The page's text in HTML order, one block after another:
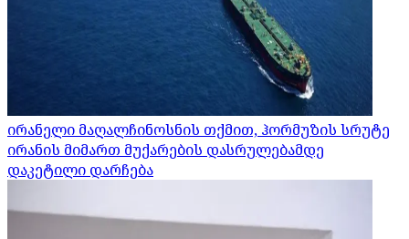
ირანელი მაღალჩინოსნის თქმით, ჰორმუზის სრუტე
ირანის მიმართ მუქარების დასრულებამდე
დაკეტილი დარჩება